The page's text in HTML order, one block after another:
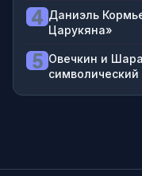
4 Даниэль
Царукяна»
5 Овечкин и